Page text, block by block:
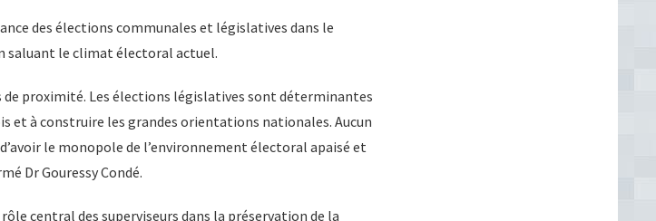
des élections communales et législatives dans le
saluant le climat électoral actuel.
proximité. Les élections législatives sont déterminantes
et à construire les grandes orientations nationales. Aucun
le monopole de l’environnement électoral apaisé et
Dr Gouressy Condé.
central des superviseurs dans la préservation de la